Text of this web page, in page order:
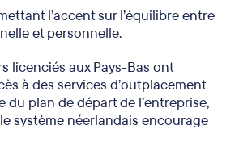
l’accent sur l’équilibre entre
et personnelle.
licenciés aux Pays-Bas ont
à des services d’outplacement
du plan de départ de l’entreprise,
système néerlandais encourage